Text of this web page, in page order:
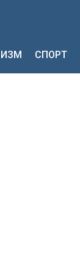
СПОРТ